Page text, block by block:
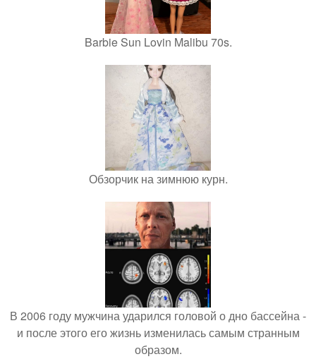
Barbie Sun Lovin Malibu 70s.
Обзорчик на зимнюю курн.
В 2006 году мужчина ударился головой о дно бассейна -
и после этого его жизнь изменилась самым странным
образом.